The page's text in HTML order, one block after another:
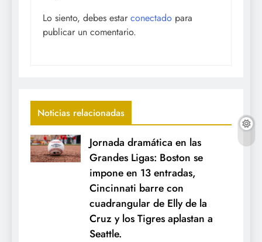
Lo siento, debes estar conectado para
publicar un comentario.
Noticias relacionadas
Jornada dramática en las
Grandes Ligas: Boston se
impone en 13 entradas,
Cincinnati barre con
cuadrangular de Elly de la
Cruz y los Tigres aplastan a
Seattle.